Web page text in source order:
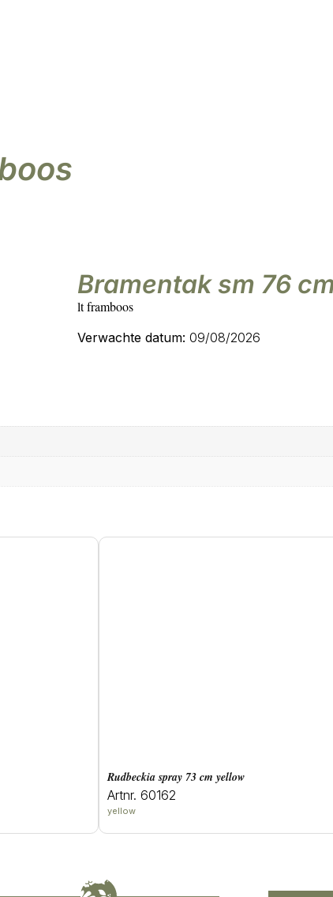
bramentak sm 76
lt framboos
Verwachte datum: 09/08/2026
rudbeckia spray 73 cm yellow
Artnr. 60162
yellow